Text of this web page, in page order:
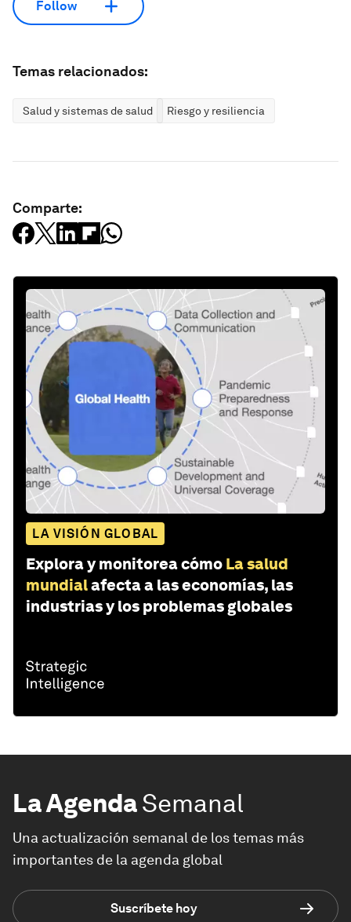
Follow
Temas relacionados:
Salud y sistemas de salud Riesgo y resiliencia
Comparte:
LA VISIÓN GLOBAL
Explora y monitorea cómo La salud
mundialafecta a las economías, las
industrias y los problemas globales
La AgendaSemanal
Una actualización semanal de los temas más
importantes de la agenda global
Suscríbete hoy